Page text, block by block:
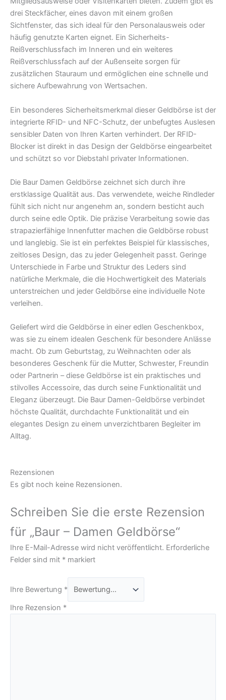
drei Steckfächer, eines davon mit einem großen
Sichtfenster, das sich ideal für den Personalausweis oder
häufig genutzte Karten eignet. Ein Sicherheits-
Reißverschlussfach im Inneren und ein weiteres
Reißverschlussfach auf der Außenseite sorgen für
zusätzlichen Stauraum und ermöglichen eine schnelle und
sichere Aufbewahrung von Wertsachen.
Ein besonderes Sicherheitsmerkmal dieser Geldbörse ist der
integrierte RFID- und NFC-Schutz, der unbefugtes Auslesen
sensibler Daten von Ihren Karten verhindert. Der RFID-
Blocker ist direkt in das Design der Geldbörse eingearbeitet
und schützt so vor Diebstahl privater Informationen.
Die Baur Damen Geldbörse zeichnet sich durch ihre
erstklassige Qualität aus. Das verwendete, weiche Rindleder
fühlt sich nicht nur angenehm an, sondern besticht auch
durch seine edle Optik. Die präzise Verarbeitung sowie das
strapazierfähige Innenfutter machen die Geldbörse robust
und langlebig. Sie ist ein perfektes Beispiel für klassisches,
zeitloses Design, das zu jeder Gelegenheit passt. Geringe
Unterschiede in Farbe und Struktur des Leders sind
natürliche Merkmale, die die Hochwertigkeit des Materials
unterstreichen und jeder Geldbörse eine individuelle Note
verleihen.
Geliefert wird die Geldbörse in einer edlen Geschenkbox,
was sie zu einem idealen Geschenk für besondere Anlässe
macht. Ob zum Geburtstag, zu Weihnachten oder als
besonderes Geschenk für die Mutter, Schwester, Freundin
oder Partnerin – diese Geldbörse ist ein praktisches und
stilvolles Accessoire, das durch seine Funktionalität und
Eleganz überzeugt. Die Baur Damen-Geldbörse verbindet
höchste Qualität, durchdachte Funktionalität und ein
elegantes Design zu einem unverzichtbaren Begleiter im
Alltag.
Rezensionen
Es gibt noch keine Rezensionen.
Schreiben Sie die erste Rezension
für „Baur – Damen Geldbörse“
Ihre E-Mail-Adresse wird nicht veröffentlicht. Erforderliche
Felder sind mit * markiert
Ihre Bewertung *
Ihre Rezension *